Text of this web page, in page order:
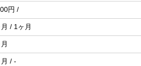
円 /
/ 1ヶ月
/ -